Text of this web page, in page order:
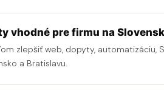
vhodné pre firmu na
zlepšiť web, dopyty, automatizáciu,
a Bratislavu.